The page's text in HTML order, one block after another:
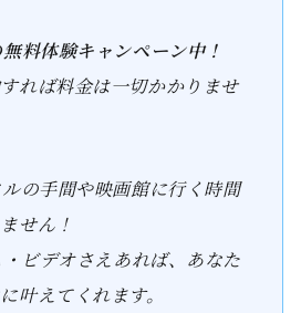
料体験キャンペーン中！
れば料金は一切かかりませ
の手間や映画館に行く時間
せん！
ビデオさえあれば、あなた
叶えてくれます。